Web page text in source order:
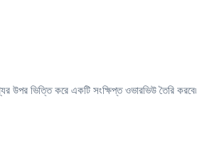
ভিত্তি করে একটি সংক্ষিপ্ত ওভারভিউ তৈরি করবে৷